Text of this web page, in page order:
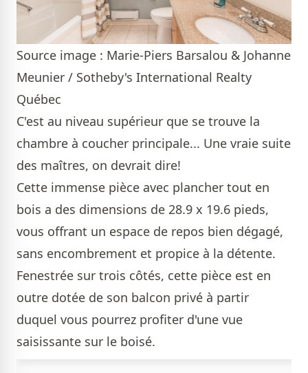
Source image : Marie-Piers Barsalou & Johanne
Meunier / Sotheby's International Realty
Québec
C'est au niveau supérieur que se trouve la
chambre à coucher principale... Une vraie suite
des maîtres, on devrait dire!
Cette immense pièce avec plancher tout en
bois a des dimensions de 28.9 x 19.6 pieds,
vous offrant un espace de repos bien dégagé,
sans encombrement et propice à la détente.
Fenestrée sur trois côtés, cette pièce est en
outre dotée de son balcon privé à partir
duquel vous pourrez profiter d'une vue
saisissante sur le boisé.